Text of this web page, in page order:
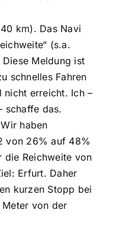
km). Das Navi
(s.a.
Diese Meldung ist
schnelles Fahren
nicht erreicht. Ich –
schaffe das.
haben
von 26% auf 48%
die Reichweite von
Erfurt. Daher
kurzen Stopp bei
von der